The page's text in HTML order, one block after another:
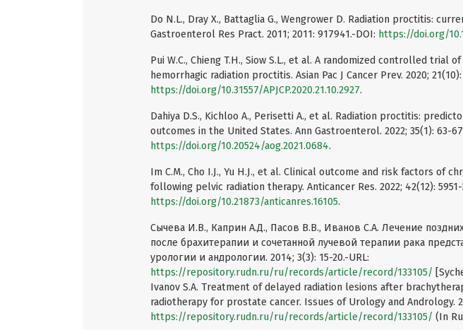
Do N.L., Dray X., Battaglia G., Wengrower D. Radiation proctitis:
Gastroenterol Res Pract. 2011; 2011: 917941.-DOI: https://doi.org/
Pui W.C., Chieng T.H., Siow S.L., et al. A randomized controlled trial
hemorrhagic radiation proctitis. Asian Pac J Cancer Prev. 2020;
https://doi.org/10.31557/APJCP.2020.21.10.2927.
Dahiya D.S., Kichloo A., Perisetti A., et al. Radiation proctitis:
outcomes in the United States. Ann Gastroenterol. 2022; 35(1): 63-
https://doi.org/10.20524/aog.2021.0684.
Im C.M., Cho I.J., Yu H.J., et al. Clinical outcome and risk factors of
following pelvic radiation therapy. Anticancer Res. 2022; 42(12): 5951-
https://doi.org/10.21873/anticanres.16105.
Сычева И.В., Каприн А.Д., Пасов В.В., Иванов С.А. Лечение
после брахитерапии и сочетанной лучевой терапии рака
урологии и андрологии. 2014; 3(3): 15-20.-URL:
https://repository.rudn.ru/ru/records/article/record/133105/
Ivanov S.A. Treatment of delayed radiation lesions after
radiotherapy for prostate cancer. Issues of Urology and Andrology.
https://repository.rudn.ru/ru/records/article/record/133105/ (In